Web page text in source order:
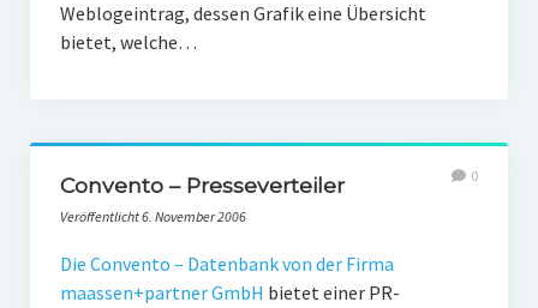
PR-Studien
Klimaneutrales Tanken
Weblogeintrag, dessen Grafik eine Übersicht
bietet, welche…
Convento – Presseverteiler
Veröffentlicht 6. November 2006
0
Die Convento – Datenbank von der Firma
maassen+partner GmbH bietet einer PR-